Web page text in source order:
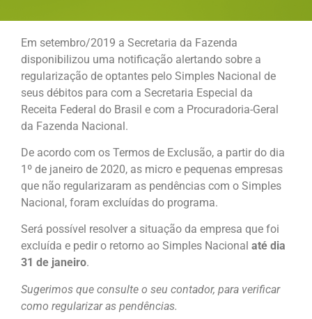
Em setembro/2019 a Secretaria da Fazenda
disponibilizou uma notificação alertando sobre a
regularização de optantes pelo Simples Nacional de
seus débitos para com a Secretaria Especial da
Receita Federal do Brasil e com a Procuradoria-Geral
da Fazenda Nacional.
De acordo com os Termos de Exclusão, a partir do dia
1º de janeiro de 2020, as micro e pequenas empresas
que não regularizaram as pendências com o Simples
Nacional, foram excluídas do programa.
Será possível resolver a situação da empresa que foi
excluída e pedir o retorno ao Simples Nacional até dia
31 de janeiro.
Sugerimos que consulte o seu contador, para verificar
como regularizar as pendências.